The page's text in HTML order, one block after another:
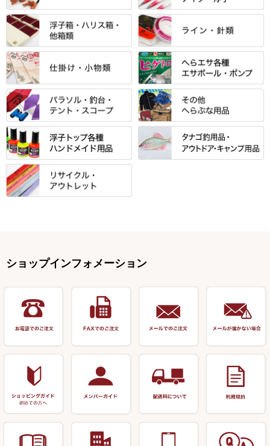
エントラント・ＳＰＷシリーズ
スモールクロコダイルシリーズ
エクセーヌ・スエードシリーズ
バッグ・小物ケース・ワッペン
クッション・シート・スカー
ト・エプロン
保護ケース
アクリルシリーズ・アクセサリ
「至高」シリーズ
万力付お膳
クワセ皿・コブ皿・角皿
浮子筒・浮子箱・ハリス箱・玉
ノ柄スタンド
小物箱・うどん箱・うどん皿
ハサミケース
カウンター
針外し・糸ほどき
シマノ
ダイワ
がまかつ
サクラ・NISSIN・合成竿・他
光竹作 カーボン竿掛・玉ノ柄
匠絆・かちどき・旋（めぐ
る）・千望・千尋・悠月・その
他
すべて
当店オリジナル「勝俊」作
光竹 製品
松村作（万力）
松村作（先受・その他）
万久作
岐山 製品
逍遥（しょうよう）
玉網（高級品）
替網・仕付糸
玉置（高級品）
万力付お膳・うどん皿
先受・メスネジ・その他
すべて
忠相・一志
昴 ・TOMO
りきや ・ 大祐
心也・士天・狂鬼
伊吹 ・ SATTO
KEN∑HI【ケンシ】
すべて
金鯱 シリーズ
浮子箱
浮子立て・浮子筒
ハリスケース
仕掛箱・小物箱
ハリスメジャー系
すべて
東レ・ラーヂ
サンライン ・ ダン
鬼掛・MARUTO
すべて
ウキ止めストッパー・糸・チュ
ーブ
ウキゴム 遊動式
松葉仕掛用
底取りアイテム
ハサミ
すべて
マルキュー 麩系
マルキュー その他
ポンプ絞り器・ポンプ類
すべて
パラソル
テント
リーズ
釣台 釣宝・その他
すべて
バック＆ロッドケース
偏光サングラス
小物ケース・保護ケース
防寒コーナー
すべて
浮子用素材
塗料用 筆
装飾品
リサイクル 竹竿（～19,999円）
リサイクル 竹竿（深山）
リサイクル 浮子
リサイクル 玉網・玉置・フラ
リサイクル 浮子箱・浮子筒・
アウトレット商品
ショップインフォメーション